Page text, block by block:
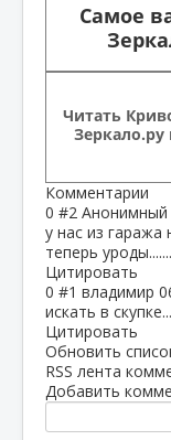
Самое
Читать
Зеркало.ру
Комментарии
0 #2 Анонимный
у нас из гаража
теперь
Цитировать
0 #1 владимир
искать в скупке...
Цитировать
Обновить
RSS лента
Добавить